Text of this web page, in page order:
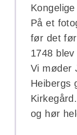
På et
før det
1748
Vi møder
Heibergs
og hør